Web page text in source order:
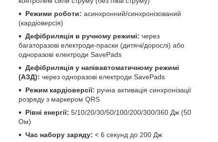
Режими роботи: асинхронний/синхронізований
(кардіоверсія)
Дефібриляція в ручному режимі: через
багаторазові електроди-праски (дитячі/дорослі) або
одноразові електроди SavePads
Дефібриляція у напівавтоматичному режимі
(АЗД): через одноразові електроди SavePads
Режим кардіоверсії: ручна активація синхронізації
розряду з маркером QRS
Рівні енергії: 5/10/20/30/50/100/200/300/360 Дж (50
Ом)
Час набору заряду: < 6 секунд до 200 Дж